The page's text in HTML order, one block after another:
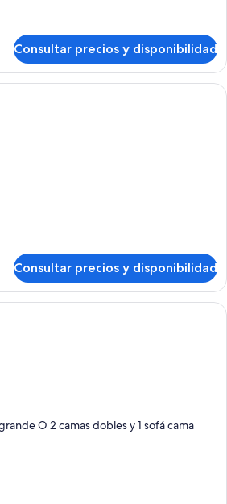
Consultar precios y disponibilidad
Una habitación de hotel moderna
Consultar precios y disponibilidad
Habitación de hotel con una cama
O 2 camas dobles y 1 sofá cama